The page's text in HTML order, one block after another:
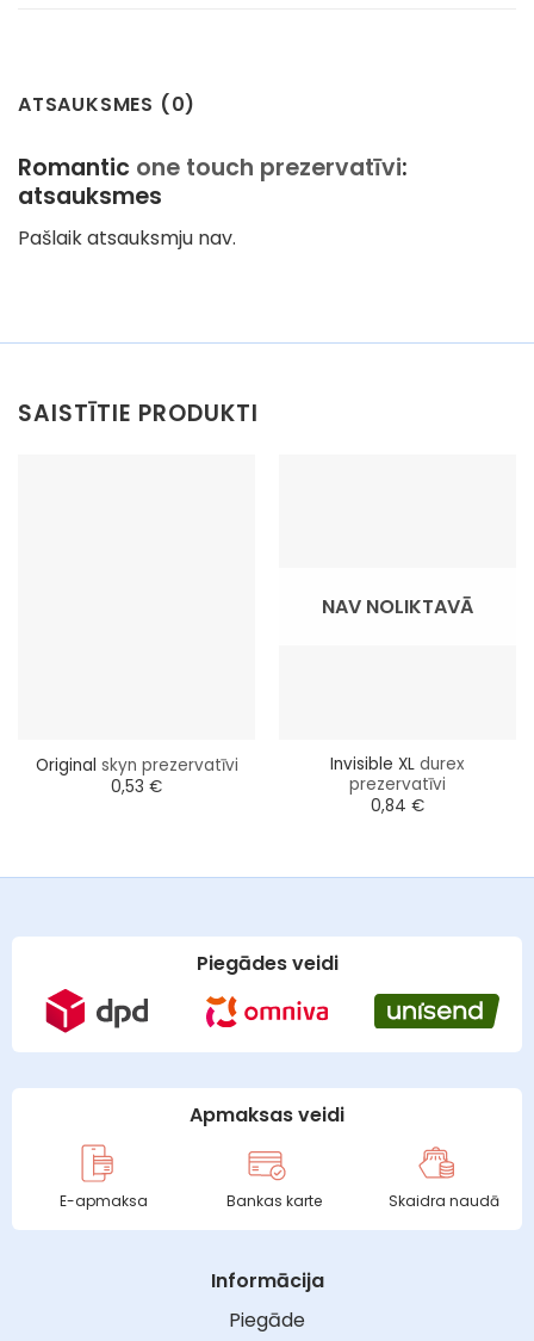
ATSAUKSMES (0)
Romantic one touch prezervatīvi:
atsauksmes
Pašlaik atsauksmju nav.
SAISTĪTIE PRODUKTI
Original skyn prezervatīvi
0,53 €
NAV NOLIKTAVĀ
Invisible XL durex
prezervatīvi
0,84 €
Piegādes veidi
Apmaksas veidi
E-apmaksa Bankas karte Skaidra naudā
Informācija
Piegāde